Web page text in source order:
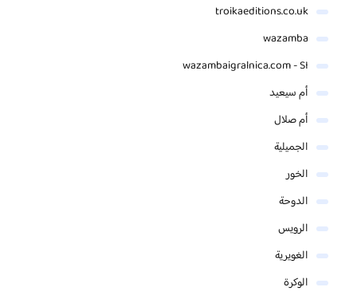
troikaeditions.co.uk
wazamba
wazambaigralnica.com - SI
أم سيعيد
أم صلال
الجميلية
الخور
الدوحة
الرويس
الغويرية
الوكرة